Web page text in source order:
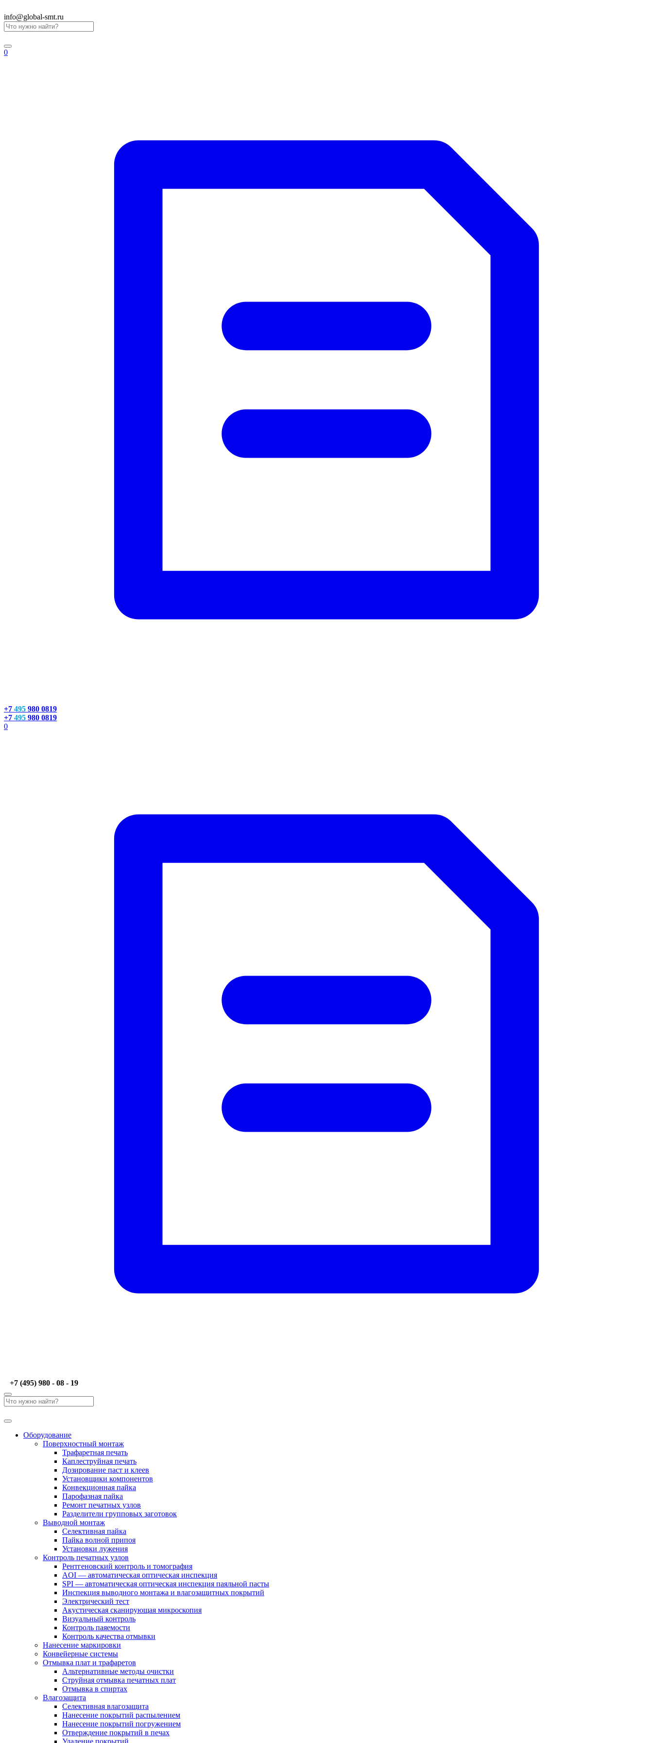
info@global-smt.ru
0
+7 495 980 0819
+7 495 980 0819
0
+7 (495) 980 - 08 - 19
Оборудование
Поверхностный монтаж
Трафаретная печать
Каплеструйная печать
Дозирование паст и клеев
Установщики компонентов
Конвекционная пайка
Парофазная пайка
Ремонт печатных узлов
Разделители групповых заготовок
Выводной монтаж
Селективная пайка
Пайка волной припоя
Установки лужения
Контроль печатных узлов
Рентгеновский контроль и томография
AOI — автоматическая оптическая инспекция
SPI — автоматическая оптическая инспекция паяльной пасты
Инспекция выводного монтажа и влагозащитных покрытий
Электрический тест
Акустическая сканирующая микроскопия
Визуальный контроль
Контроль паяемости
Контроль качества отмывки
Нанесение маркировки
Конвейерные системы
Отмывка плат и трафаретов
Альтернативные методы очистки
Струйная отмывка печатных плат
Отмывка в спиртах
Влагозащита
Селективная влагозащита
Нанесение покрытий распылением
Нанесение покрытий погружением
Отверждение покрытий в печах
Удаление покрытий